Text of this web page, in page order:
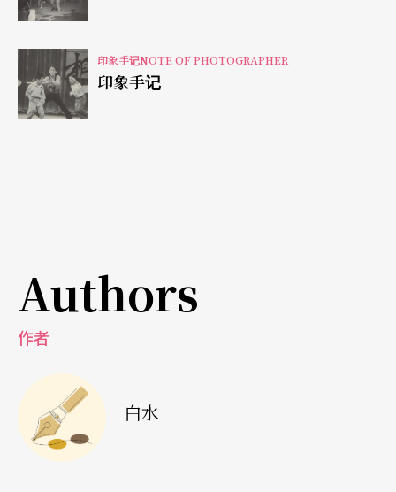
印象手记NOTE OF PHOTOGRAPHER
印象手记
Authors
作者
白水